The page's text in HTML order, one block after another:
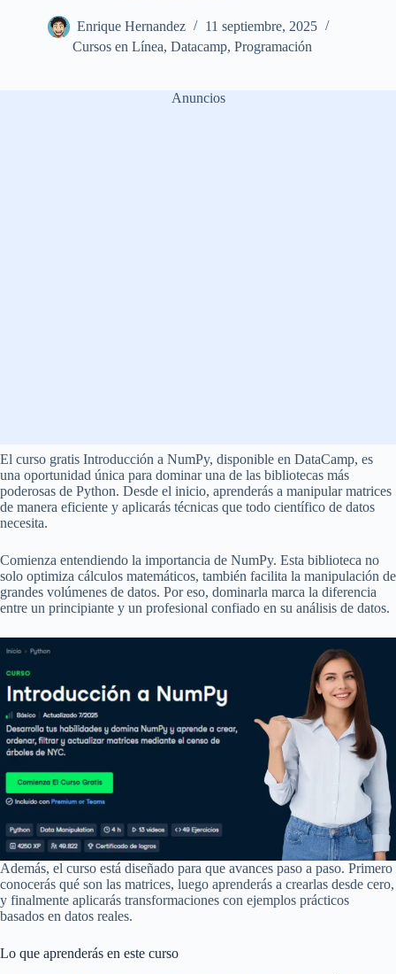
Enrique Hernandez
11 septiembre, 2025
Cursos en Línea, Datacamp, Programación
Anuncios
El curso gratis Introducción a NumPy, disponible en DataCamp, es
una oportunidad única para dominar una de las bibliotecas más
poderosas de Python. Desde el inicio, aprenderás a manipular matrices
de manera eficiente y aplicarás técnicas que todo científico de datos
necesita.
Comienza entendiendo la importancia de NumPy. Esta biblioteca no
solo optimiza cálculos matemáticos, también facilita la manipulación de
grandes volúmenes de datos. Por eso, dominarla marca la diferencia
entre un principiante y un profesional confiado en su análisis de datos.
Además, el curso está diseñado para que avances paso a paso. Primero
conocerás qué son las matrices, luego aprenderás a crearlas desde cero,
y finalmente aplicarás transformaciones con ejemplos prácticos
basados en datos reales.
Lo que aprenderás en este curso